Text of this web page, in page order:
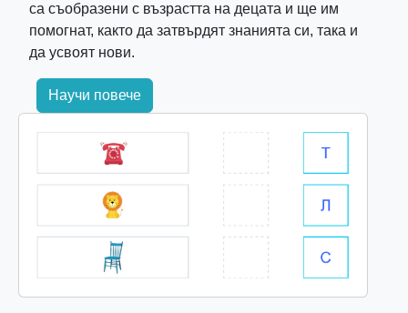
са съобразени с възрастта на децата и ще им
помогнат, както да затвърдят знанията си, така и
да усвоят нови.
Научи повече